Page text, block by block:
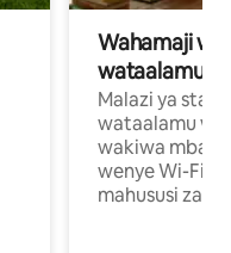
Wahamaji
wataalamu
Malazi ya
wataalamu
wakiwa mbali
wenye Wi-Fi
mahususi za